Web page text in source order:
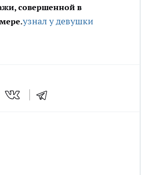
совершенной в
узнал у девушки